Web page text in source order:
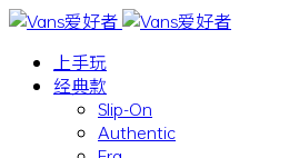
上手玩
经典款
Slip-On
Authentic